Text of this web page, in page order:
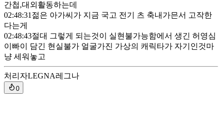
간첩,대외활동하는데
02:48:31 젊은 아가씨가 지금 국고 전기 츠 축내가믄서 고작한
다는게
02:48:43절대 그렇게 되는것이 실현불가능함에서 생긴 허영심
이빠이 담긴 현실불가 얼굴가진 가상의 캐릭타가 자기인것마
냥 세워놓고
처리자LEGNA레그나
0